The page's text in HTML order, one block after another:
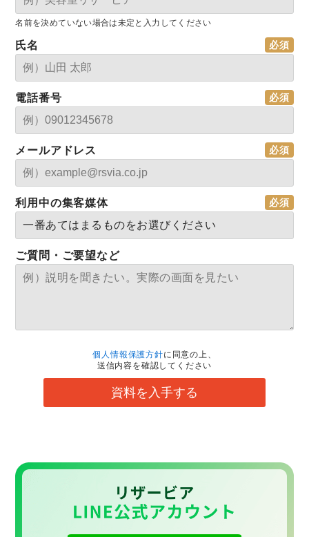
名前を決めていない場合は未定と入力してください
氏名
電話番号
メールアドレス
利用中の集客媒体
ご質問・ご要望など
個人情報保護方針に同意の上、
送信内容を確認してください
資料を入手する